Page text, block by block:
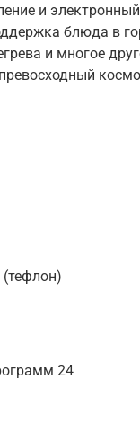
и
блюда в
и многое
24